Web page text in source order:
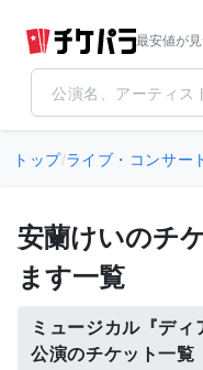
最安値が
トップ/ライブ・コンサー
安蘭けいのチ
ます一覧
ミュージカル『ディ
公演のチケット一覧